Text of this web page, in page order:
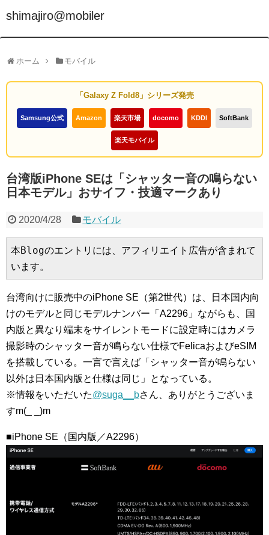
shimajiro@mobiler
ホーム モバイル
「Galaxy Z Fold8」シリーズ発売
Samsung公式 Amazon 楽天市場 docomo KDDI SoftBank
楽天モバイル
台湾版iPhone SEは「シャッター音の鳴らない
日本モデル」おサイフ・技適マークあり
2020/4/28 モバイル
本Blogのエントリには、アフィリエイト広告が含まれて
います。
台湾向けに販売中のiPhone SE（第2世代）は、日本国内向
けのモデルと同じモデルナンバー「A2296」ながらも、国
内版と異なり端末をサイレントモードに設定時にはカメラ
撮影時のシャッター音が鳴らない仕様でFelicaおよびeSIM
を搭載している。一言で言えば「シャッター音が鳴らない
以外は日本国内版と仕様は同じ」となっている。
※情報をいただいた@suga__bさん、ありがとうございま
すm(_ _)m
■iPhone SE（国内版／A2296）